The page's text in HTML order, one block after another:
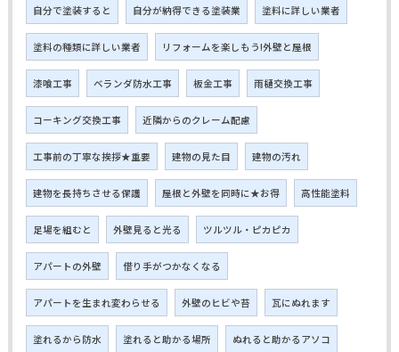
自分で塗装すると 自分が納得できる塗装業 塗料に詳しい業者
塗料の種類に詳しい業者 リフォームを楽しもう!外壁と屋根
漆喰工事 ベランダ防水工事 板金工事 雨樋交換工事
コーキング交換工事 近隣からのクレーム配慮
工事前の丁寧な挨拶★重要 建物の見た目 建物の汚れ
建物を長持ちさせる保護 屋根と外壁を同時に★お得 高性能塗料
足場を組むと 外壁見ると光る ツルツル・ピカピカ
アパートの外壁 借り手がつかなくなる
アパートを生まれ変わらせる 外壁のヒビや苔 瓦にぬれます
塗れるから防水 塗れると助かる場所 ぬれると助かるアソコ